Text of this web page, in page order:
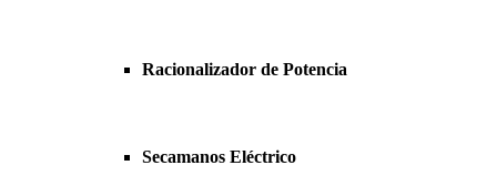
Racionalizador de Potencia
Secamanos Eléctrico